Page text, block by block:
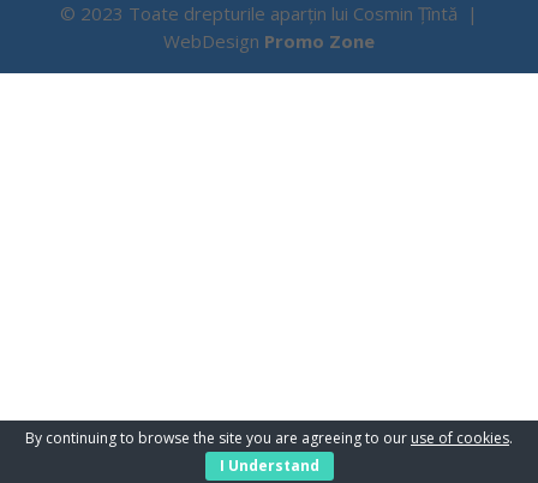
© 2023 Toate drepturile aparțin lui Cosmin Țîntă |
WebDesign Promo Zone
By continuing to browse the site you are agreeing to our use of cookies.
I Understand